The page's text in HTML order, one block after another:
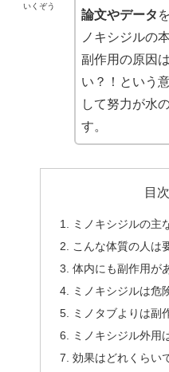
いくぞう
論文やデータ
ノキシジルの
副作用の原因
い？！ という
して努力が水
す。
目次
ミノキシジルの主
こんな体質の人は
体内にも副作用が
ミノキシジルは危
ミノタブよりは副
ミノキシジル外用
効果はどれくらい